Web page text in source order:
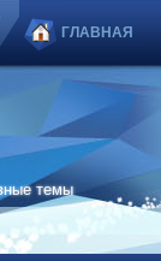
ГЛАВНАЯ
темы